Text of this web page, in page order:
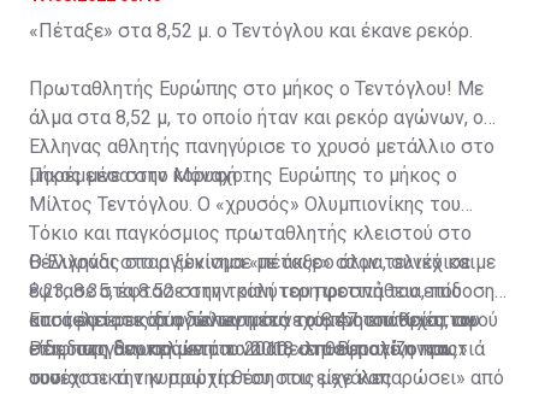
«Πέταξε» στα 8,52 μ. ο Τεντόγλου και έκανε ρεκόρ.
Πρωταθλητής Ευρώπης στο μήκος ο Τεντόγλου! Με
άλμα στα 8,52 μ, το οποίο ήταν και ρεκόρ αγώνων, ο
Έλληνας αθλητής πανηγύρισε το χρυσό μετάλλιο στο
μήκος μέσα στο Μόναχο.
Παρέμεινε στην κορυφή της Ευρώπης το μήκος ο
Μίλτος Τεντόγλου. Ο «χρυσός» Ολυμπιονίκης του
Τόκιο και παγκόσμιος πρωταθλητής κλειστού στο
Βελιγράδι στο αγώνισμα «πέταξε» στον τελικό και
έφτασε στα 8.52 στην τρίτη του προσπάθεια, που
αποτελεί ρεκόρ αγώνων μετά το 8.47 του Κρίστιαν
Ρέιφ στη Βαρκελώνη το 2010, «επισφραγίζοντας»
ουσιαστικά την πρώτη θέση που είχε καπαρώσει» από
Ο Έλληνας σταρ ξεκίνησε με άκυρο άλμα, συνέχισε με
8.23, 8.35, έφτασε στην καλύτερη φετινή του επίδοση
και άφησε τις δύο τελευταίες του προσπάθειες, αφού
είδε πως δεν πρόκειται να απειληθεί ποτέ η πρωτιά
του.
Έτσι, έφτασε στη δεύτερη συνεχόμενη επιτυχία του
στη διοργάνωση μετά το 2018 στο Βερολίνο και
συνέχισε την κυριαρχία του στις μεγάλες